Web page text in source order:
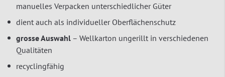
manuelles Verpacken unterschiedlicher Güter
dient auch als individueller Oberflächenschutz
grosse Auswahl – Wellkarton ungerillt in verschiedenen
Qualitäten
recyclingfähig